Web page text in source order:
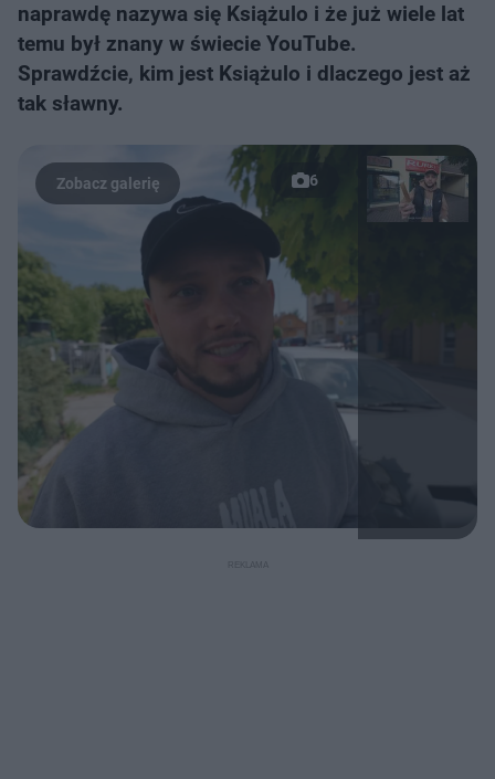
naprawdę nazywa się Książulo i że już wiele lat
temu był znany w świecie YouTube.
Sprawdźcie, kim jest Książulo i dlaczego jest aż
tak sławny.
6